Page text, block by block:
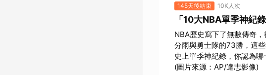
145天後結束 10K人次
「10大NBA單季神紀
NBA歷史寫下了無數傳奇
分雨與勇士隊的73勝，這
史上單季神紀錄，你認為
(圖片來源：AP/達志影像)